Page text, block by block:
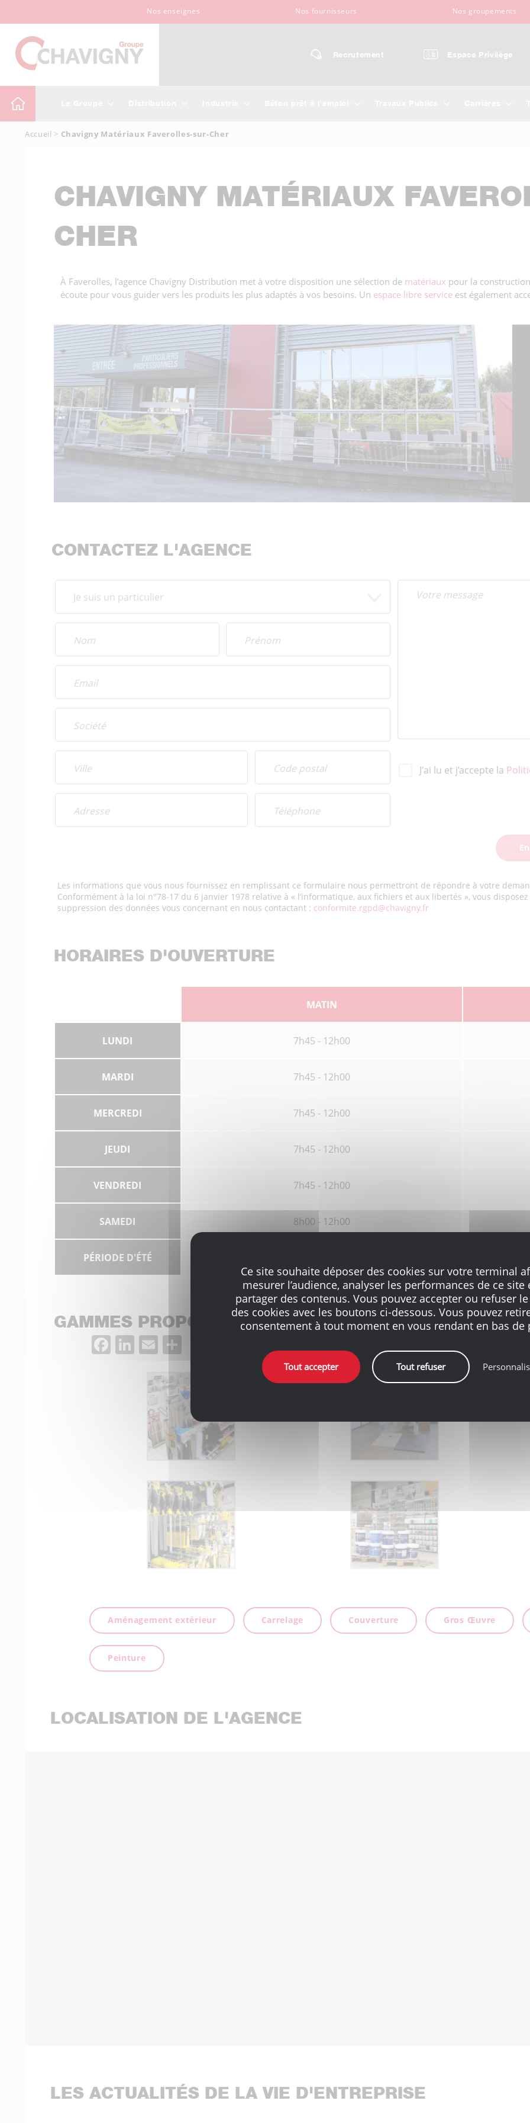
Nos enseignes Nos fournisseurs Nos groupements
Recrutement Espace Privilège
Accueil > Chavigny Matériaux Faverolles-sur-Cher
CHAVIGNY MATÉRIAUX
CHER
À Faverolles, l’agence Chavigny Distribution met à votre disposition une sélection de matériaux pour la
écoute pour vous guider vers les produits les plus adaptés à vos besoins. Un espace libre service est également
CONTACTEZ L'AGENCE
J'ai lu et j’accepte la
Les informations que vous nous fournissez en remplissant ce formulaire nous permettront de répondre à votre
Conformément à la loi n°78-17 du 6 janvier 1978 relative à « l’informatique, aux fichiers et aux libertés », vous
suppression des données vous concernant en nous contactant : conformite.rgpd@chavigny.fr
HORAIRES D'OUVERTURE
MATIN
LUNDI 7h45 - 12h00
MARDI 7h45 - 12h00
MERCREDI 7h45 - 12h00
JEUDI 7h45 - 12h00
VENDREDI 7h45 - 12h00
SAMEDI 8h00 - 12h00
PÉRIODE D'ÉTÉ
GAMMES PROPOSÉES PAR L'AGENCE
Facebook
LinkedIn
EmailPartager
Aménagement extérieur Carrelage Couverture Gros Œuvre
Peinture
LOCALISATION DE L'AGENCE
LES ACTUALITÉS DE LA VIE D'ENTREPRISE
Ce site souhaite déposer des cookies sur votre terminal
mesurer l’audience, analyser les performances de ce site
partager des contenus. Vous pouvez accepter ou refuser
des cookies avec les boutons ci-dessous. Vous pouvez
consentement à tout moment en vous rendant en bas de
Tout accepter Tout refuser